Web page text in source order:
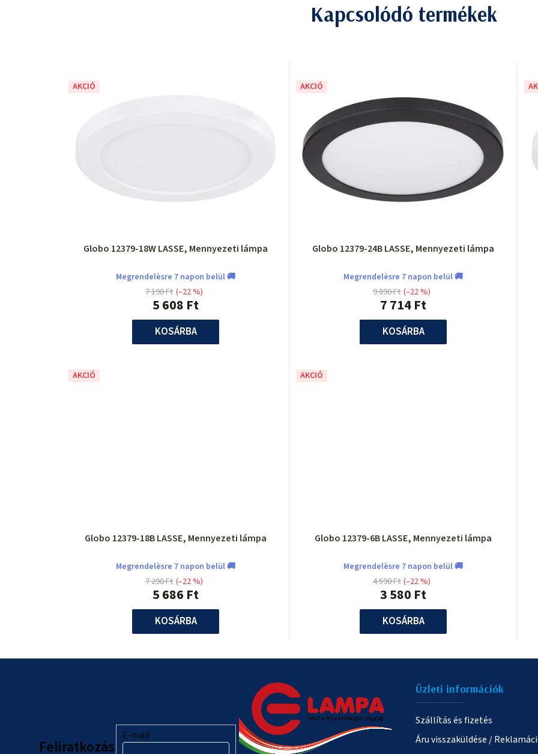
Kapcsolódó termékek
AKCIÓ
Globo 12379-18W LASSE, Mennyezeti lámpa
Megrendelèsre 7 napon belül 🚚
5 608 Ft
7 190 Ft (–22 %)
KOSÁRBA
AKCIÓ
Globo 12379-24B LASSE, Mennyezeti lámpa
Megrendelèsre 7 napon belül 🚚
7 714 Ft
9 890 Ft (–22 %)
KOSÁRBA
AKCIÓ
Globo 12379-18B LASSE, Mennyezeti lámpa
Megrendelèsre 7 napon belül 🚚
5 686 Ft
7 290 Ft (–22 %)
KOSÁRBA
AKCIÓ
Globo 12379-6B LASSE, Mennyezeti lámpa
Megrendelèsre 7 napon belül 🚚
3 580 Ft
4 590 Ft (–22 %)
KOSÁRBA
Feliratkozás
E-mail
Üzleti információk
Szállítás és fizetés
Áru visszaküldése /